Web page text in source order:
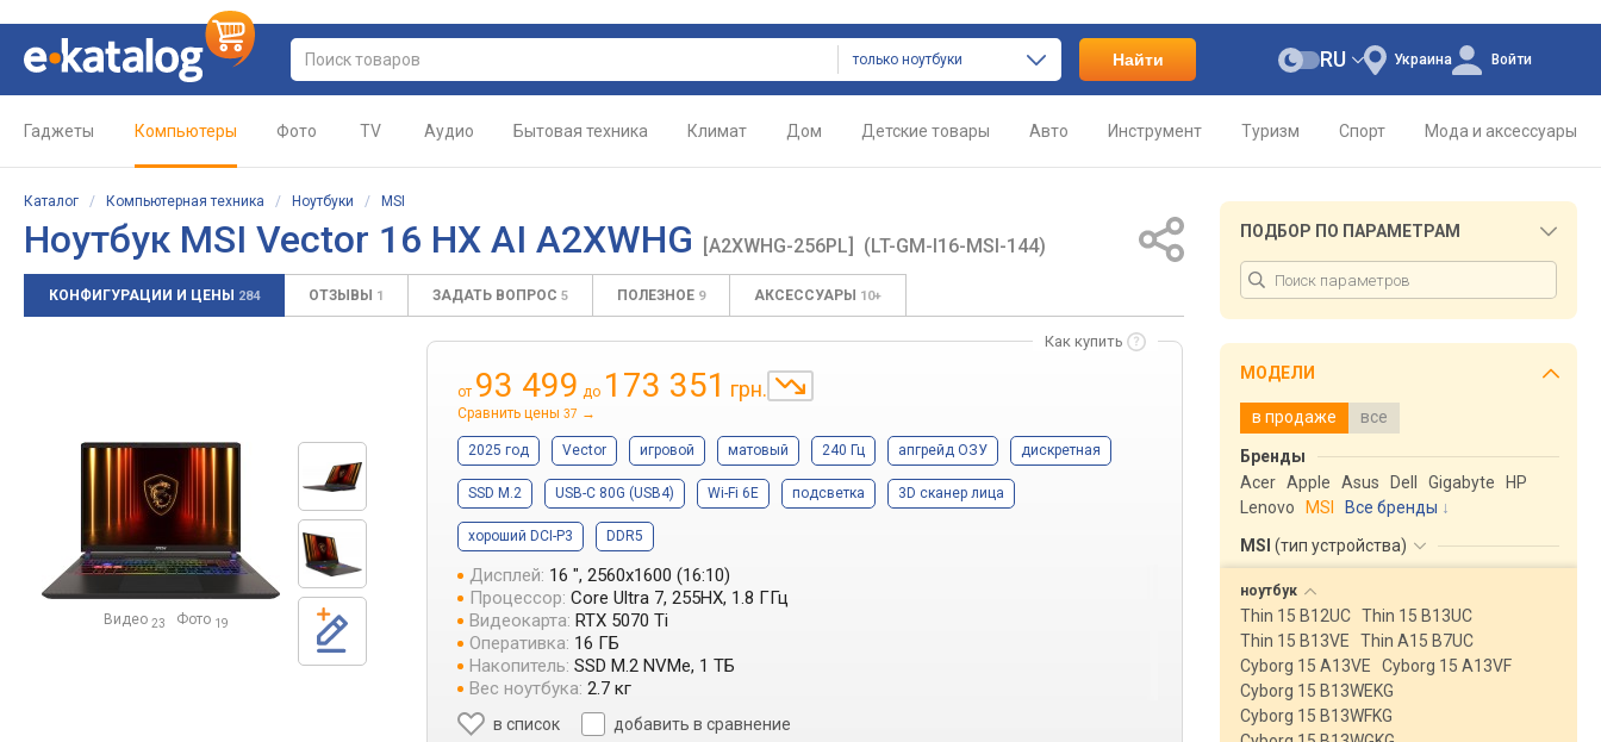
только ноутбуки Найти Украина
RU Войти
Гаджеты Компьютеры Фото TV Аудио Бытовая техника Климат Дом Детские товары Авто Инструмент Туризм Спорт Мода и аксессуары
Каталог / Компьютерная техника / Ноутбуки / MSI
Ноутбук MSI Vector 16 HX AI A2XWHG [A2XWHG-256PL] (LT-GM-I16-MSI-144)
КОНФИГУРАЦИИ И ЦЕНЫ 284 ОТЗЫВЫ 1 ЗАДАТЬ ВОПРОС 5 ПОЛЕЗНОЕ 9 АКСЕССУАРЫ 10+
Видео 23 Фото 19
Как купить
от 93 499 до 173 351 грн.
Сравнить цены 37 →
2025 год Vector игровой матовый 240 Гц апгрейд ОЗУ дискретная
SSD M.2 USB-C 80G (USB4) Wi-Fi 6E подсветка 3D сканер лица
хороший DCI-P3 DDR5
Дисплей: 16 ", 2560x1600 (16:10)
Процессор: Core Ultra 7, 255HX, 1.8 ГГц
Видеокарта: RTX 5070 Ti
Оперативка: 16 ГБ
Накопитель: SSD M.2 NVMe, 1 ТБ
Вес ноутбука: 2.7 кг
в список добавить в сравнение
ПОДБОР ПО ПАРАМЕТРАМ
МОДЕЛИ
в продаже все
Бренды
Acer Apple Asus Dell Gigabyte
HP
Lenovo
MSI
Все бренды
MSI (тип устройства)
ноутбук
Thin 15 B12UC Thin 15 B13UC
Thin 15 B13VE
Thin A15 B7UC
Cyborg 15 A13VE
Cyborg 15 A13VF
Cyborg 15 B13WEKG
Cyborg 15 B13WFKG